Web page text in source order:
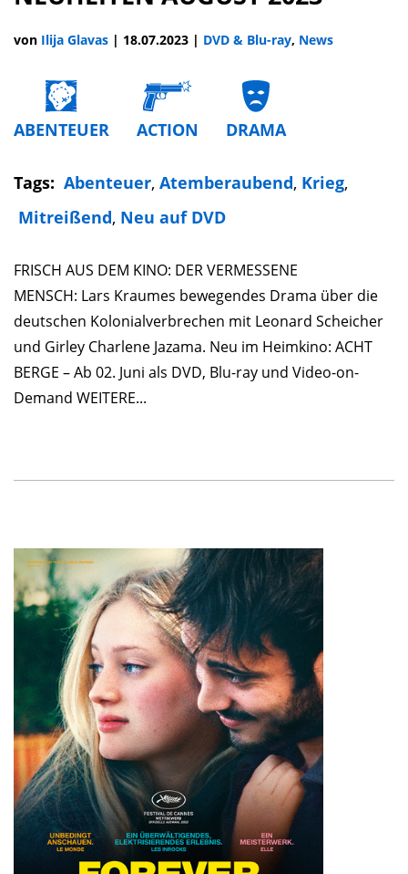
von Ilija Glavas | 18.07.2023 | DVD & Blu-ray, News
ABENTEUER ACTION DRAMA
Tags: Abenteuer, Atemberaubend, Krieg,
Mitreißend, Neu auf DVD
FRISCH AUS DEM KINO: DER VERMESSENE
MENSCH: Lars Kraumes bewegendes Drama über die
deutschen Kolonialverbrechen mit Leonard Scheicher
und Girley Charlene Jazama. Neu im Heimkino: ACHT
BERGE – Ab 02. Juni als DVD, Blu-ray und Video-on-
Demand WEITERE...